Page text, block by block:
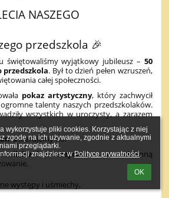
wykorzystuje pliki cookies. Korzystając z niej
zgodę na ich używanie, zgodnie z aktualnymi
przeglądarki.
znajdziesz w Polityce prywatności.
OK
NASZEGO
przedszkola 🎉
świętowaliśmy wyjątkowy jubileusz – 50
. Był to dzień pełen wzruszeń,
całej społeczności.
pokaz artystyczny, który zachwycił
talenty naszych przedszkolaków.
wszystkich w uroczysty, a zarazem
kierujemy do:
i nauczycieli– za codzienną
występy i uśmiechy,